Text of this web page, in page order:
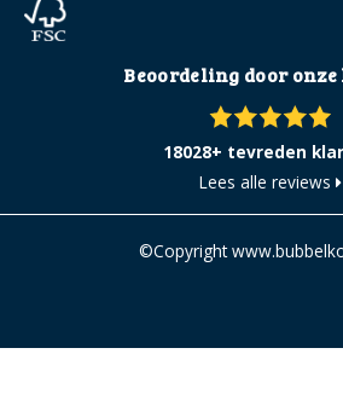
Beoordeling door onze
18028+ tevreden
Lees alle reviews
©Copyright